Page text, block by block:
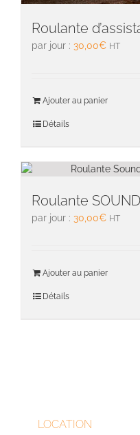
Roulante
par jour : 30,00€ HT
Ajouter au panier
Détails
Roulante
par jour : 30,00€ HT
Ajouter au panier
Détails
LOCATION